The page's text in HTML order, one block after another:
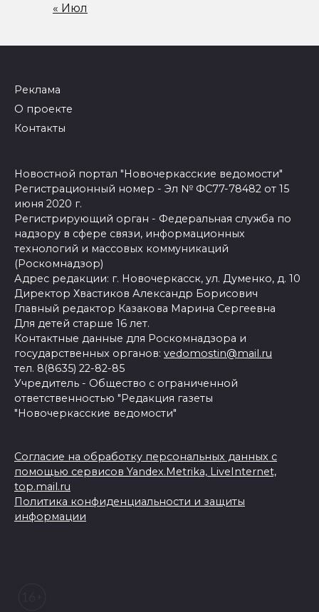
« Июл
Реклама
О проекте
Контакты
Новостной портал "Новочеркасские ведомости"
Регистрационный номер - Эл № ФС77-78482 от 15
июня 2020 г.
Регистрирующий орган - Федеральная служба по
надзору в сфере связи, информационных
технологий и массовых коммуникаций
(Роскомнадзор)
Адрес редакции: г. Новочеркасск, ул. Думенко, д. 10
Директор Хвастиков Александр Борисович
Главный редактор Казакова Марина Сергеевна
Для детей старше 16 лет.
Контактные данные для Роскомнадзора и
государственных органов: vedomostin@mail.ru
тел. 8(8635) 22-82-85
Учредитель - Общество с ограниченной
ответственностью "Редакция газеты
"Новочеркасские ведомости"
Согласие на обработку персональных данных с
помощью сервисов Yandex.Metrika, LiveInternet,
top.mail.ru
Политика конфиденциальности и защиты
информации